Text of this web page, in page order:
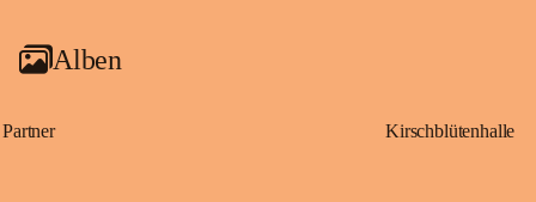
Alben
Partner Kirschblütenhalle